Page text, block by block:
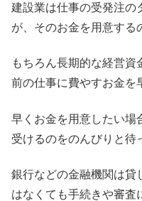
建設業は仕事の受発注の
が、そのお金を用意する
もちろん長期的な経営
前の仕事に費やすお金を
早くお金を用意したい場
受けるのをのんびりと待
銀行などの金融機関は貸
はなくても手続きや審査